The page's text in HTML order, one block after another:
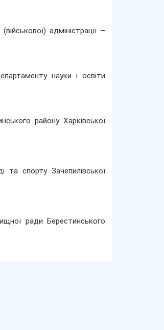
адміністрації –
науки і освіти
району Харківської
та спорту Зачепилівської
ради Берестинського